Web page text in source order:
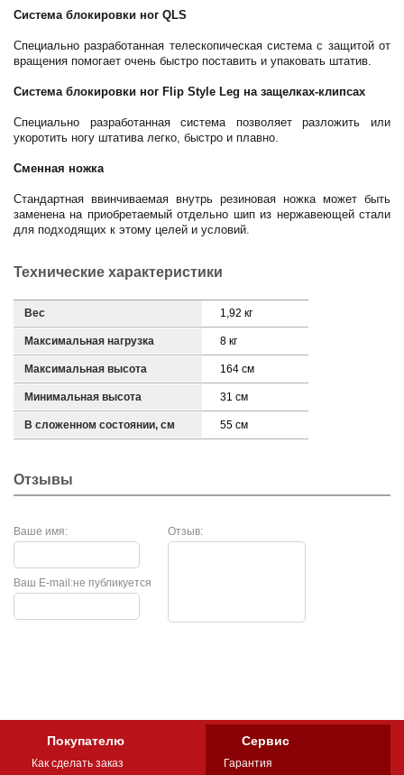
Система блокировки ног QLS
Специально разработанная телескопическая система с защитой от
вращения помогает очень быстро поставить и упаковать штатив.
Система блокировки ног Flip Style Leg на защелках-клипсах
Специально разработанная система позволяет разложить или
укоротить ногу штатива легко, быстро и плавно.
Сменная ножка
Стандартная ввинчиваемая внутрь резиновая ножка может быть
заменена на приобретаемый отдельно шип из нержавеющей стали
для подходящих к этому целей и условий.
Технические характеристики
Вес 1,92 кг
Максимальная нагрузка 8 кг
Максимальная высота 164 см
Минимальная высота 31 см
В сложенном состоянии, см 55 см
Отзывы
Ваше имя: Отзыв:
не публикуется
Ваш E-mail:
Покупателю
Как сделать заказ
Сервис
Гарантия